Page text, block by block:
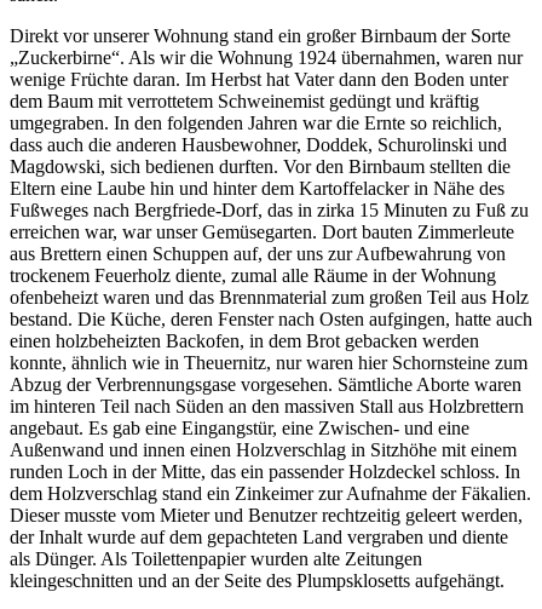
Direkt vor unserer Wohnung stand ein großer Birnbaum der Sorte
Zuckerbirne . Als wir die Wohnung 1924 übernahmen, waren nur
wenige Früchte daran. Im Herbst hat Vater dann den Boden unter
dem Baum mit verrottetem Schweinemist gedüngt und kräftig
umgegraben. In den folgenden Jahren war die Ernte so reichlich,
dass auch die anderen Hausbewohner, Doddek, Schurolinski und
Magdowski, sich bedienen durften. Vor den Birnbaum stellten die
Eltern eine Laube hin und hinter dem Kartoffelacker in Nähe des
Fußweges nach Bergfriede-Dorf, das in zirka 15 Minuten zu Fuß zu
erreichen war, war unser Gemüsegarten. Dort bauten Zimmerleute
aus Brettern einen Schuppen auf, der uns zur Aufbewahrung von
trockenem Feuerholz diente, zumal alle Räume in der Wohnung
ofenbeheizt waren und das Brennmaterial zum großen Teil aus Holz
bestand. Die Küche, deren Fenster nach Osten aufgingen, hatte auch
einen holzbeheizten Backofen, in dem Brot gebacken werden
konnte, ähnlich wie in Theuernitz, nur waren hier Schornsteine zum
Abzug der Verbrennungsgase vorgesehen. Sämtliche Aborte waren
im hinteren Teil nach Süden an den massiven Stall aus Holzbrettern
angebaut. Es gab eine Eingangstür, eine Zwischen- und eine
Außenwand und innen einen Holzverschlag in Sitzhöhe mit einem
runden Loch in der Mitte, das ein passender Holzdeckel schloss. In
dem Holzverschlag stand ein Zinkeimer zur Aufnahme der Fäkalien.
Dieser musste vom Mieter und Benutzer rechtzeitig geleert werden,
der Inhalt wurde auf dem gepachteten Land vergraben und diente
als Dünger. Als Toilettenpapier wurden alte Zeitungen
kleingeschnitten und an der Seite des Plumpsklosetts aufgehängt.